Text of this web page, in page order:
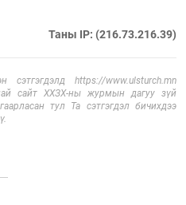
Таны IP: (216.73.216.39)
https://www.ulsturch.mn
сайт ХХЗХ-ны журмын дагуу зүй
тул Та сэтгэгдэл бичихдээ